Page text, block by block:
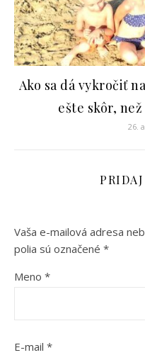
Ako sa dá vykročiť
ešte skôr,
26.
Vaša e-mailová adresa
polia sú označené *
Meno *
E-mail *